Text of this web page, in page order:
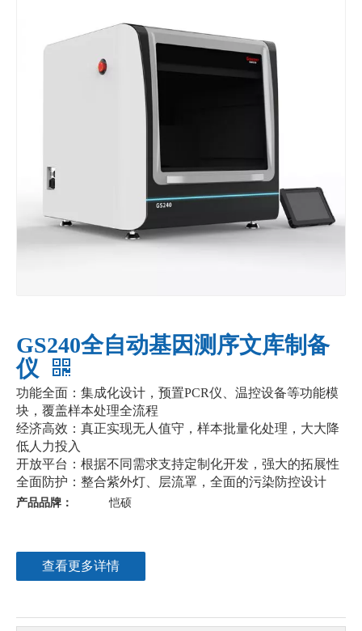
GS240全自动基因测序文库制备
仪
功能全面：集成化设计，预置PCR仪、温控设备等功能模
块，覆盖样本处理全流程
经济高效：真正实现无人值守，样本批量化处理，大大降
低人力投入
开放平台：根据不同需求支持定制化开发，强大的拓展性
全面防护：整合紫外灯、层流罩，全面的污染防控设计
产品品牌： 恺硕
查看更多详情